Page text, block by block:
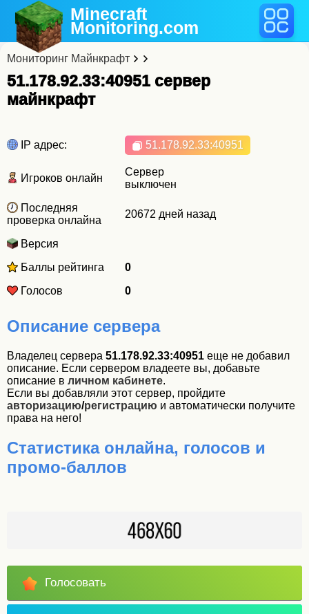
Minecraft
Monitoring.com
Мониторинг Майнкрафт
51.178.92.33:40951 cервер
майнкрафт
IP адрес: 51.178.92.33:40951
Игроков онлайн
Сервер
выключен
Последняя
проверка онлайна
20672 дней назад
Версия
Баллы рейтинга
0
Голосов
0
Описание сервера
Владелец сервера 51.178.92.33:40951 еще не добавил
описание. Если сервером владеете вы, добавьте
описание в личном кабинете.
Если вы добавляли этот сервер, пройдите
авторизацию/регистрацию и автоматически получите
права на него!
Статистика онлайна, голосов и
промо-баллов
Голосовать